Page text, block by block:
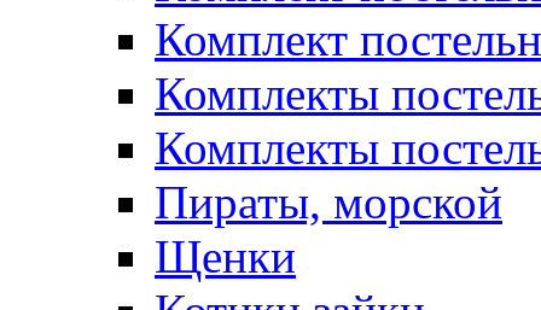
Комплект
Комплекты
Комплекты
Пираты, морской
Щенки